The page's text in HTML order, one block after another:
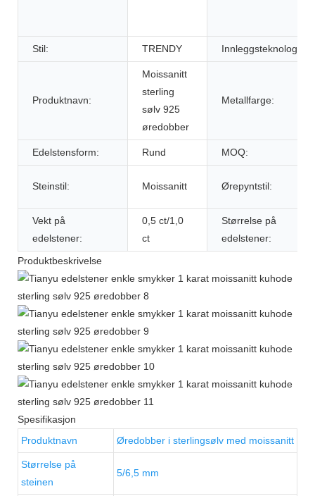
Stil: TRENDY Innleggsteknologi:
Produktnavn:
Moissanitt
sterling
sølv 925
øredobber
Metallfarge:
Edelstensform: Rund MOQ:
Steinstil: Moissanitt Ørepyntstil:
Vekt på
edelstener:
0,5 ct/1,0
ct
Størrelse på
edelstener:
Produktbeskrivelse
Spesifikasjon
Produktnavn
Øredobber i sterlingsølv med moissanitt
Størrelse på
steinen
5/6,5 mm